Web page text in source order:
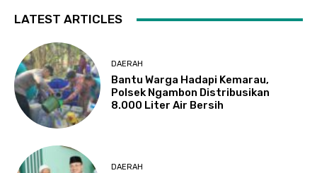
LATEST ARTICLES
DAERAH
Bantu Warga Hadapi Kemarau,
Polsek Ngambon Distribusikan
8.000 Liter Air Bersih
DAERAH